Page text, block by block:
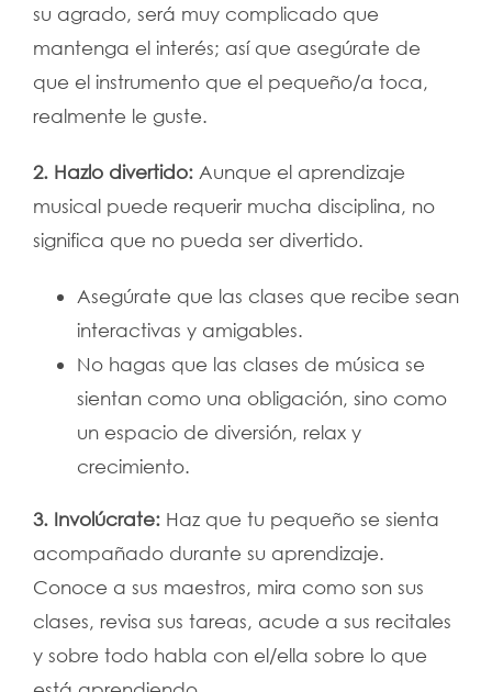
su agrado, será muy complicado que
mantenga el interés; así que asegúrate de
que el instrumento que el pequeño/a toca,
realmente le guste.
2. Hazlo divertido: Aunque el aprendizaje
musical puede requerir mucha disciplina, no
significa que no pueda ser divertido.
Asegúrate que las clases que recibe sean
interactivas y amigables.
No hagas que las clases de música se
sientan como una obligación, sino como
un espacio de diversión, relax y
crecimiento.
3. Involúcrate: Haz que tu pequeño se sienta
acompañado durante su aprendizaje.
Conoce a sus maestros, mira como son sus
clases, revisa sus tareas, acude a sus recitales
y sobre todo habla con el/ella sobre lo que